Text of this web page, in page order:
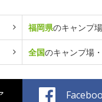
福岡県のキャンプ
全国のキャンプ場